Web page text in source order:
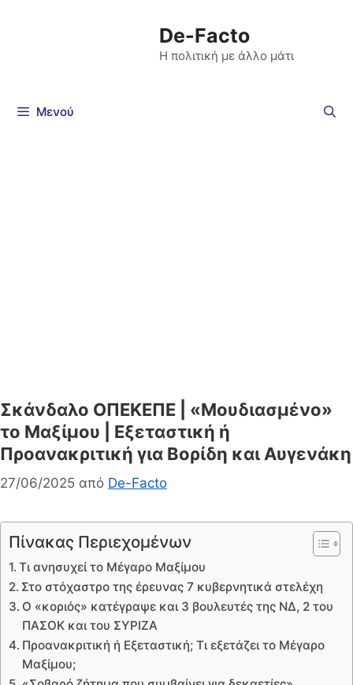
De-Facto
Η πολιτική με άλλο μάτι
Μενού
Σκάνδαλο ΟΠΕΚΕΠΕ | «Μουδιασμένο»
το Μαξίμου | Εξεταστική ή
Προανακριτική για Βορίδη και Αυγενάκη
27/06/2025 από De-Facto
Πίνακας Περιεχομένων
Τι ανησυχεί το Μέγαρο Μαξίμου
Στο στόχαστρο της έρευνας 7 κυβερνητικά στελέχη
Ο «κοριός» κατέγραψε και 3 βουλευτές της ΝΔ, 2 του
ΠΑΣΟΚ και του ΣΥΡΙΖΑ
Προανακριτική ή Εξεταστική; Τι εξετάζει το Μέγαρο
Μαξίμου;